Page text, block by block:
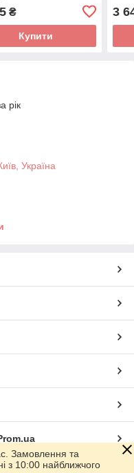
₴
Купити
3
рік
Україна
Замовлення та
з 10:00 найближчого